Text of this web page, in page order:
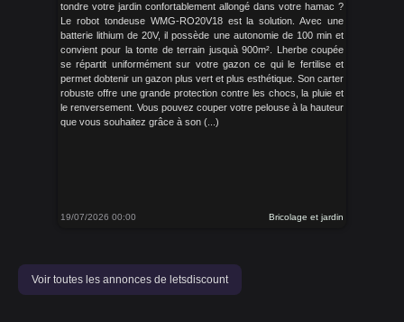
tondre votre jardin confortablement allongé dans votre hamac ?
Le robot tondeuse WMG-RO20V18 est la solution. Avec une
batterie lithium de 20V, il possède une autonomie de 100 min et
convient pour la tonte de terrain jusquà 900m². Lherbe coupée
se répartit uniformément sur votre gazon ce qui le fertilise et
permet dobtenir un gazon plus vert et plus esthétique. Son carter
robuste offre une grande protection contre les chocs, la pluie et
le renversement. Vous pouvez couper votre pelouse à la hauteur
que vous souhaitez grâce à son (...)
19/07/2026 00:00 Bricolage et jardin
Voir toutes les annonces de letsdiscount